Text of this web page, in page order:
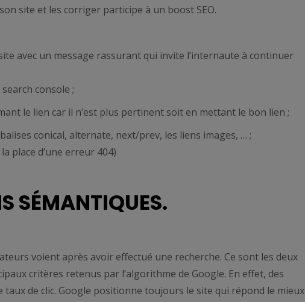
site et les corriger participe à un boost SEO.
avec un message rassurant qui invite l’internaute à continuer
console ;
le lien car il n’est plus pertinent soit en mettant le bon lien ;
conical, alternate, next/prev, les liens images, … ;
place d’une erreur 404)
SÉMANTIQUES.
voient après avoir effectué une recherche. Ce sont les deux
critères retenus par l’algorithme de Google. En effet, des
de clic. Google positionne toujours le site qui répond le mieux